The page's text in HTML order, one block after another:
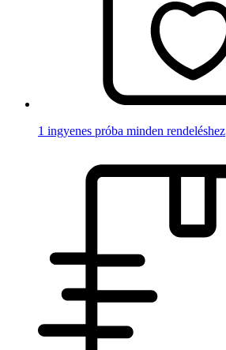
1 ingyenes próba minden rendeléshez